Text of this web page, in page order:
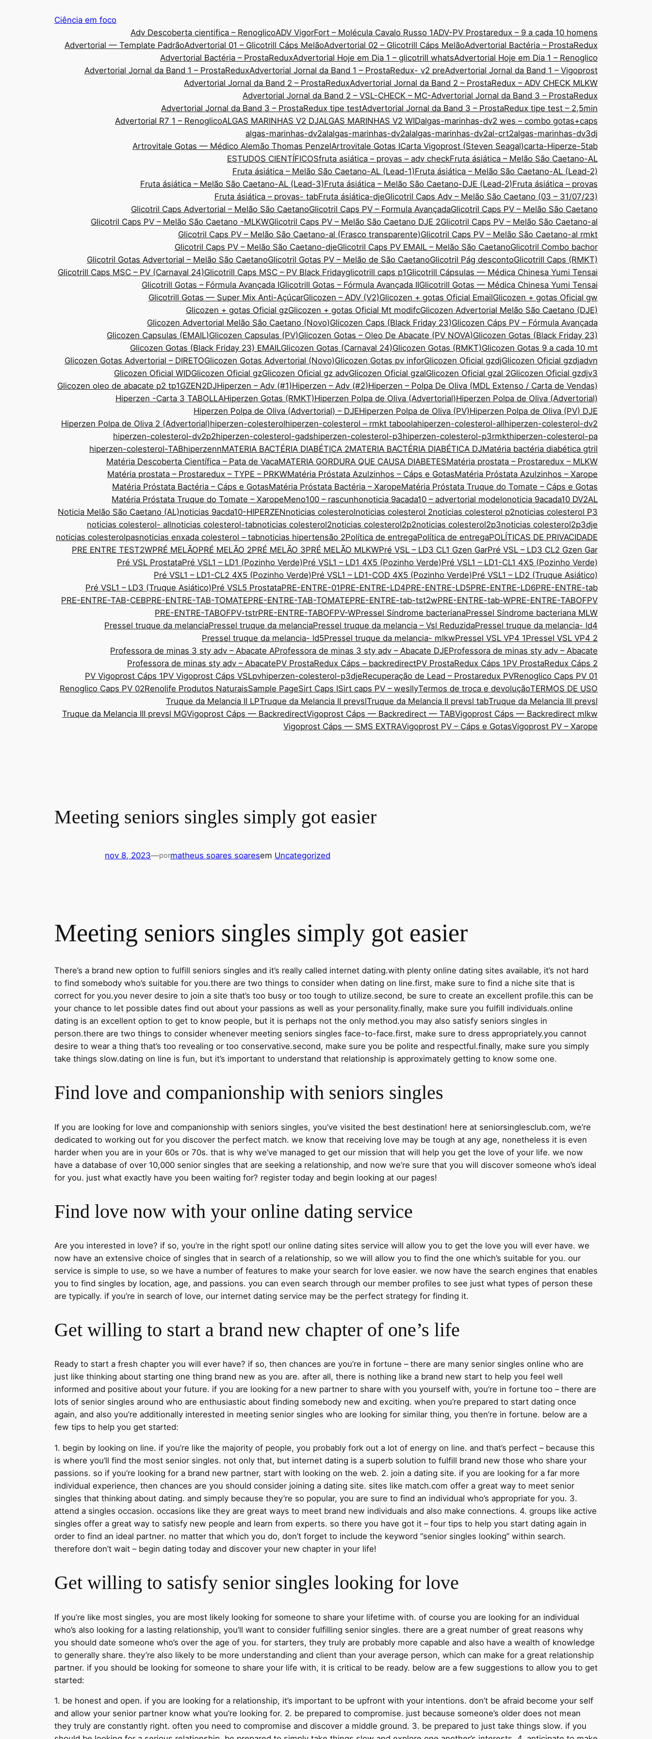
Ciência em foco
Adv Descoberta cientifica – RenoglicoADV VigorFort – Molécula Cavalo Russo 1ADV-PV Prostaredux – 9 a cada 10 homens
Advertorial — Template PadrãoAdvertorial 01 – Glicotrill Cáps MelãoAdvertorial 02 – Glicotrill Cáps MelãoAdvertorial Bactéria – ProstaRedux
Advertorial Bactéria – ProstaReduxAdvertorial Hoje em Dia 1 – glicotrill whatsAdvertorial Hoje em Dia 1 – Renoglico
Advertorial Jornal da Band 1 – ProstaReduxAdvertorial Jornal da Band 1 – ProstaRedux- v2 preAdvertorial Jornal da Band 1 – Vigoprost
Advertorial Jornal da Band 2 – ProstaReduxAdvertorial Jornal da Band 2 – ProstaRedux – ADV CHECK MLKW
Advertorial Jornal da Band 2 – VSL-CHECK – MC-Advertorial Jornal da Band 3 – ProstaRedux
Advertorial Jornal da Band 3 – ProstaRedux tipe testAdvertorial Jornal da Band 3 – ProstaRedux tipe test – 2,5min
Advertorial R7 1 – RenoglicoALGAS MARINHAS V2 DJALGAS MARINHAS V2 WIDalgas-marinhas-dv2 wes – combo gotas+caps
algas-marinhas-dv2alalgas-marinhas-dv2alalgas-marinhas-dv2al-crt2algas-marinhas-dv3dj
Artrovitale Gotas — Médico Alemão Thomas PenzelArtrovitale Gotas ICarta Vigoprost (Steven Seagal)carta-Hiperze-5tab
ESTUDOS CIENTÍFICOSfruta asiática – provas – adv checkFruta ásiática – Melão São Caetano-AL
Fruta ásiática – Melão São Caetano-AL (Lead-1)Fruta ásiática – Melão São Caetano-AL (Lead-2)
Fruta ásiática – Melão São Caetano-AL (Lead-3)Fruta ásiática – Melão São Caetano-DJE (Lead-2)Fruta ásiática – provas
Fruta ásiática – provas- tabFruta ásiática-djeGlicotril Caps Adv – Melão São Caetano (03 – 31/07/23)
Glicotril Caps Advertorial – Melão São CaetanoGlicotril Caps PV – Formula AvançadaGlicotril Caps PV – Melão São Caetano
Glicotril Caps PV – Melão São Caetano -MLKWGlicotril Caps PV – Melão São Caetano DJE 2Glicotril Caps PV – Melão São Caetano-al
Glicotril Caps PV – Melão São Caetano-al (Frasco transparente)Glicotril Caps PV – Melão São Caetano-al rmkt
Glicotril Caps PV – Melão São Caetano-djeGlicotril Caps PV EMAIL – Melão São CaetanoGlicotril Combo bachor
Glicotril Gotas Advertorial – Melão São CaetanoGlicotril Gotas PV – Melão de São CaetanoGlicotril Pág descontoGlicotrill Caps (RMKT)
Glicotrill Caps MSC – PV (Carnaval 24)Glicotrill Caps MSC – PV Black Fridayglicotrill caps p1Glicotrill Cápsulas — Médica Chinesa Yumi Tensai
Glicotrill Gotas – Fórmula Avançada IGlicotrill Gotas – Fórmula Avançada IIGlicotrill Gotas — Médica Chinesa Yumi Tensai
Glicotrill Gotas — Super Mix Anti-AçúcarGlicozen – ADV (V2)Glicozen + gotas Oficial EmailGlicozen + gotas Oficial gw
Glicozen + gotas Oficial gzGlicozen + gotas Oficial Mt modifcGlicozen Advertorial Melão São Caetano (DJE)
Glicozen Advertorial Melão São Caetano (Novo)Glicozen Caps (Black Friday 23)Glicozen Cáps PV – Fórmula Avançada
Glicozen Capsulas (EMAIL)Glicozen Capsulas (PV)Glicozen Gotas – Oleo De Abacate (PV NOVA)Glicozen Gotas (Black Friday 23)
Glicozen Gotas (Black Friday 23) EMAILGlicozen Gotas (Carnaval 24)Glicozen Gotas (RMKT)Glicozen Gotas 9 a cada 10 mt
Glicozen Gotas Advertorial – DIRETOGlicozen Gotas Advertorial (Novo)Glicozen Gotas pv inforGlicozen Oficial gzdjGlicozen Oficial gzdjadvn
Glicozen Oficial WIDGlicozen Oficial gzGlicozen Oficial gz advGlicozen Oficial gzalGlicozen Oficial gzal 2Glicozen Oficial gzdjv3
Glicozen oleo de abacate p2 tp1GZEN2DJHiperzen – Adv (#1)Hiperzen – Adv (#2)Hiperzen – Polpa De Oliva (MDL Extenso / Carta de Vendas)
Hiperzen -Carta 3 TABOLLAHiperzen Gotas (RMKT)Hiperzen Polpa de Oliva (Advertorial)Hiperzen Polpa de Oliva (Advertorial)
Hiperzen Polpa de Oliva (Advertorial) – DJEHiperzen Polpa de Oliva (PV)Hiperzen Polpa de Oliva (PV) DJE
Hiperzen Polpa de Oliva 2 (Advertorial)hiperzen-colesterolhiperzen-colesterol – rmkt taboolahiperzen-colesterol-allhiperzen-colesterol-dv2
hiperzen-colesterol-dv2p2hiperzen-colesterol-gadshiperzen-colesterol-p3hiperzen-colesterol-p3rmkthiperzen-colesterol-pa
hiperzen-colesterol-TABhiperzennMATERIA BACTÉRIA DIABÉTICA 2MATERIA BACTÉRIA DIABÉTICA DJMatéria bactéria diabética gtril
Matéria Descoberta Científica – Pata de VacaMATERIA GORDURA QUE CAUSA DIABETESMatéria prostata – Prostaredux – MLKW
Matéria prostata – Prostaredux – TYPE – PRKWMatéria Próstata Azulzinhos – Cáps e GotasMatéria Próstata Azulzinhos – Xarope
Matéria Próstata Bactéria – Cáps e GotasMatéria Próstata Bactéria – XaropeMatéria Próstata Truque do Tomate – Cáps e Gotas
Matéria Próstata Truque do Tomate – XaropeMeno100 – rascunhonoticia 9acada10 – advertorial modelonoticia 9acada10 DV2AL
Noticia Melão São Caetano (AL)noticias 9acda10-HIPERZENnoticias colesterolnoticias colesterol 2noticias colesterol p2noticias colesterol P3
noticias colesterol- allnoticias colesterol-tabnoticias colesterol2noticias colesterol2p2noticias colesterol2p3noticias colesterol2p3dje
noticias colesterolpasnoticias enxada colesterol – tabnoticias hipertensão 2Política de entregaPolítica de entregaPOLÍTICAS DE PRIVACIDADE
PRE ENTRE TEST2WPRÉ MELÃOPRÉ MELÃO 2PRÉ MELÃO 3PRÉ MELÃO MLKWPré VSL – LD3 CL1 Gzen GarPré VSL – LD3 CL2 Gzen Gar
Pré VSL ProstataPré VSL1 – LD1 (Pozinho Verde)Pré VSL1 – LD1 4X5 (Pozinho Verde)Pré VSL1 – LD1-CL1 4X5 (Pozinho Verde)
Pré VSL1 – LD1-CL2 4X5 (Pozinho Verde)Pré VSL1 – LD1-COD 4X5 (Pozinho Verde)Pré VSL1 – LD2 (Truque Asiático)
Pré VSL1 – LD3 (Truque Asiático)Pré VSL5 ProstataPRE-ENTRE-01PRE-ENTRE-LD4PRE-ENTRE-LD5PRE-ENTRE-LD6PRE-ENTRE-tab
PRE-ENTRE-TAB-CEBPRE-ENTRE-TAB-TOMATEPRE-ENTRE-TAB-TOMATEPRE-ENTRE-tab-tst2wPRE-ENTRE-tab-WPRE-ENTRE-TABOFPV
PRE-ENTRE-TABOFPV-tstrPRE-ENTRE-TABOFPV-WPressel Síndrome bacterianaPressel Síndrome bacteriana MLW
Pressel truque da melanciaPressel truque da melanciaPressel truque da melancia – Vsl ReduzidaPressel truque da melancia- ld4
Pressel truque da melancia- ld5Pressel truque da melancia- mlkwPressel VSL VP4 1Pressel VSL VP4 2
Professora de minas 3 sty adv – Abacate AProfessora de minas 3 sty adv – Abacate DJEProfessora de minas sty adv – Abacate
Professora de minas sty adv – AbacatePV ProstaRedux Cáps – backredirectPV ProstaRedux Cáps 1PV ProstaRedux Cáps 2
PV Vigoprost Cáps 1PV Vigoprost Cáps VSLpvhiperzen-colesterol-p3djeRecuperação de Lead – Prostaredux PVRenoglico Caps PV 01
Renoglico Caps PV 02Renolife Produtos NaturaisSample PageSirt Caps ISirt caps PV – wesllyTermos de troca e devoluçãoTERMOS DE USO
Truque da Melancia II LPTruque da Melancia II prevslTruque da Melancia II prevsl tabTruque da Melancia III prevsl
Truque da Melancia III prevsl MGVigoprost Cáps — BackredirectVigoprost Cáps — Backredirect — TABVigoprost Cáps — Backredirect mlkw
Vigoprost Cáps — SMS EXTRAVigoprost PV – Cáps e GotasVigoprost PV – Xarope
Meeting seniors singles simply got easier
nov 8, 2023—pormatheus soares soaresem Uncategorized
Meeting seniors singles simply got easier
There’s a brand new option to fulfill seniors singles and it’s really called internet dating.with plenty online dating sites available, it’s not hard
to find somebody who’s suitable for you.there are two things to consider when dating on line.first, make sure to find a niche site that is
correct for you.you never desire to join a site that’s too busy or too tough to utilize.second, be sure to create an excellent profile.this can be
your chance to let possible dates find out about your passions as well as your personality.finally, make sure you fulfill individuals.online
dating is an excellent option to get to know people, but it is perhaps not the only method.you may also satisfy seniors singles in
person.there are two things to consider whenever meeting seniors singles face-to-face.first, make sure to dress appropriately.you cannot
desire to wear a thing that’s too revealing or too conservative.second, make sure you be polite and respectful.finally, make sure you simply
take things slow.dating on line is fun, but it’s important to understand that relationship is approximately getting to know some one.
Find love and companionship with seniors singles
If you are looking for love and companionship with seniors singles, you’ve visited the best destination! here at seniorsinglesclub.com, we’re
dedicated to working out for you discover the perfect match. we know that receiving love may be tough at any age, nonetheless it is even
harder when you are in your 60s or 70s. that is why we’ve managed to get our mission that will help you get the love of your life. we now
have a database of over 10,000 senior singles that are seeking a relationship, and now we’re sure that you will discover someone who’s ideal
for you. just what exactly have you been waiting for? register today and begin looking at our pages!
Find love now with your online dating service
Are you interested in love? if so, you’re in the right spot! our online dating sites service will allow you to get the love you will ever have. we
now have an extensive choice of singles that in search of a relationship, so we will allow you to find the one which’s suitable for you. our
service is simple to use, so we have a number of features to make your search for love easier. we now have the search engines that enables
you to find singles by location, age, and passions. you can even search through our member profiles to see just what types of person these
are typically. if you’re in search of love, our internet dating service may be the perfect strategy for finding it.
Get willing to start a brand new chapter of one’s life
Ready to start a fresh chapter you will ever have? if so, then chances are you’re in fortune – there are many senior singles online who are
just like thinking about starting one thing brand new as you are. after all, there is nothing like a brand new start to help you feel well
informed and positive about your future. if you are looking for a new partner to share with you yourself with, you’re in fortune too – there are
lots of senior singles around who are enthusiastic about finding somebody new and exciting. when you’re prepared to start dating once
again, and also you’re additionally interested in meeting senior singles who are looking for similar thing, you then’re in fortune. below are a
few tips to help you get started:
1. begin by looking on line. if you’re like the majority of people, you probably fork out a lot of energy on line. and that’s perfect – because this
is where you’ll find the most senior singles. not only that, but internet dating is a superb solution to fulfill brand new those who share your
passions. so if you’re looking for a brand new partner, start with looking on the web. 2. join a dating site. if you are looking for a far more
individual experience, then chances are you should consider joining a dating site. sites like match.com offer a great way to meet senior
singles that thinking about dating. and simply because they’re so popular, you are sure to find an individual who’s appropriate for you. 3.
attend a singles occasion. occasions like they are great ways to meet brand new individuals and also make connections. 4. groups like active
singles offer a great way to satisfy new people and learn from experts. so there you have got it – four tips to help you start dating again in
order to find an ideal partner. no matter that which you do, don’t forget to include the keyword “senior singles looking” within search.
therefore don’t wait – begin dating today and discover your new chapter in your life!
Get willing to satisfy senior singles looking for love
If you’re like most singles, you are most likely looking for someone to share your lifetime with. of course you are looking for an individual
who’s also looking for a lasting relationship, you’ll want to consider fulfilling senior singles. there are a great number of great reasons why
you should date someone who’s over the age of you. for starters, they truly are probably more capable and also have a wealth of knowledge
to generally share. they’re also likely to be more understanding and client than your average person, which can make for a great relationship
partner. if you should be looking for someone to share your life with, it is critical to be ready. below are a few suggestions to allow you to get
started:
1. be honest and open. if you are looking for a relationship, it’s important to be upfront with your intentions. don’t be afraid become your self
and allow your senior partner know what you’re looking for. 2. be prepared to compromise. just because someone’s older does not mean
they truly are constantly right. often you need to compromise and discover a middle ground. 3. be prepared to just take things slow. if you